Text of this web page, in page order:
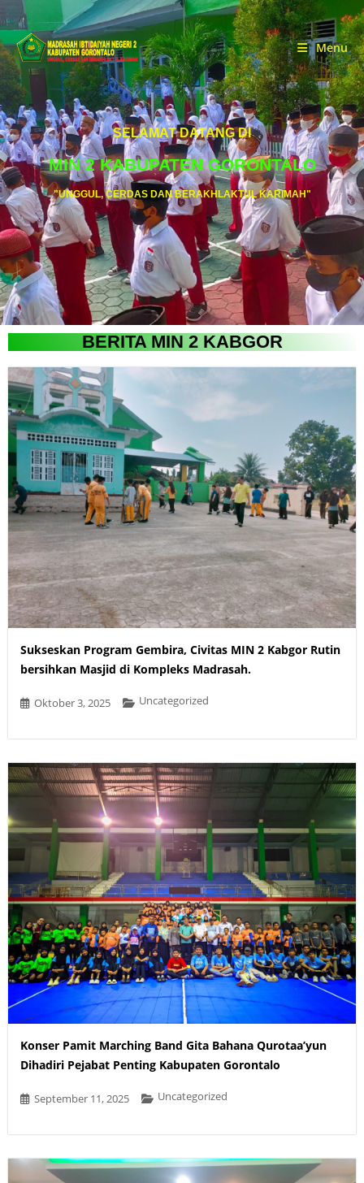
Menu
SELAMAT DATANG DI
MIN 2 KABUPATEN GORONTALO
"UNGGUL, CERDAS DAN BERAKHLAKTUL KARIMAH"
BERITA MIN 2 KABGOR
Sukseskan Program Gembira, Civitas MIN 2 Kabgor Rutin
bersihkan Masjid di Kompleks Madrasah.
Oktober 3, 2025 Uncategorized
Konser Pamit Marching Band Gita Bahana Qurotaa’yun
Dihadiri Pejabat Penting Kabupaten Gorontalo
September 11, 2025 Uncategorized